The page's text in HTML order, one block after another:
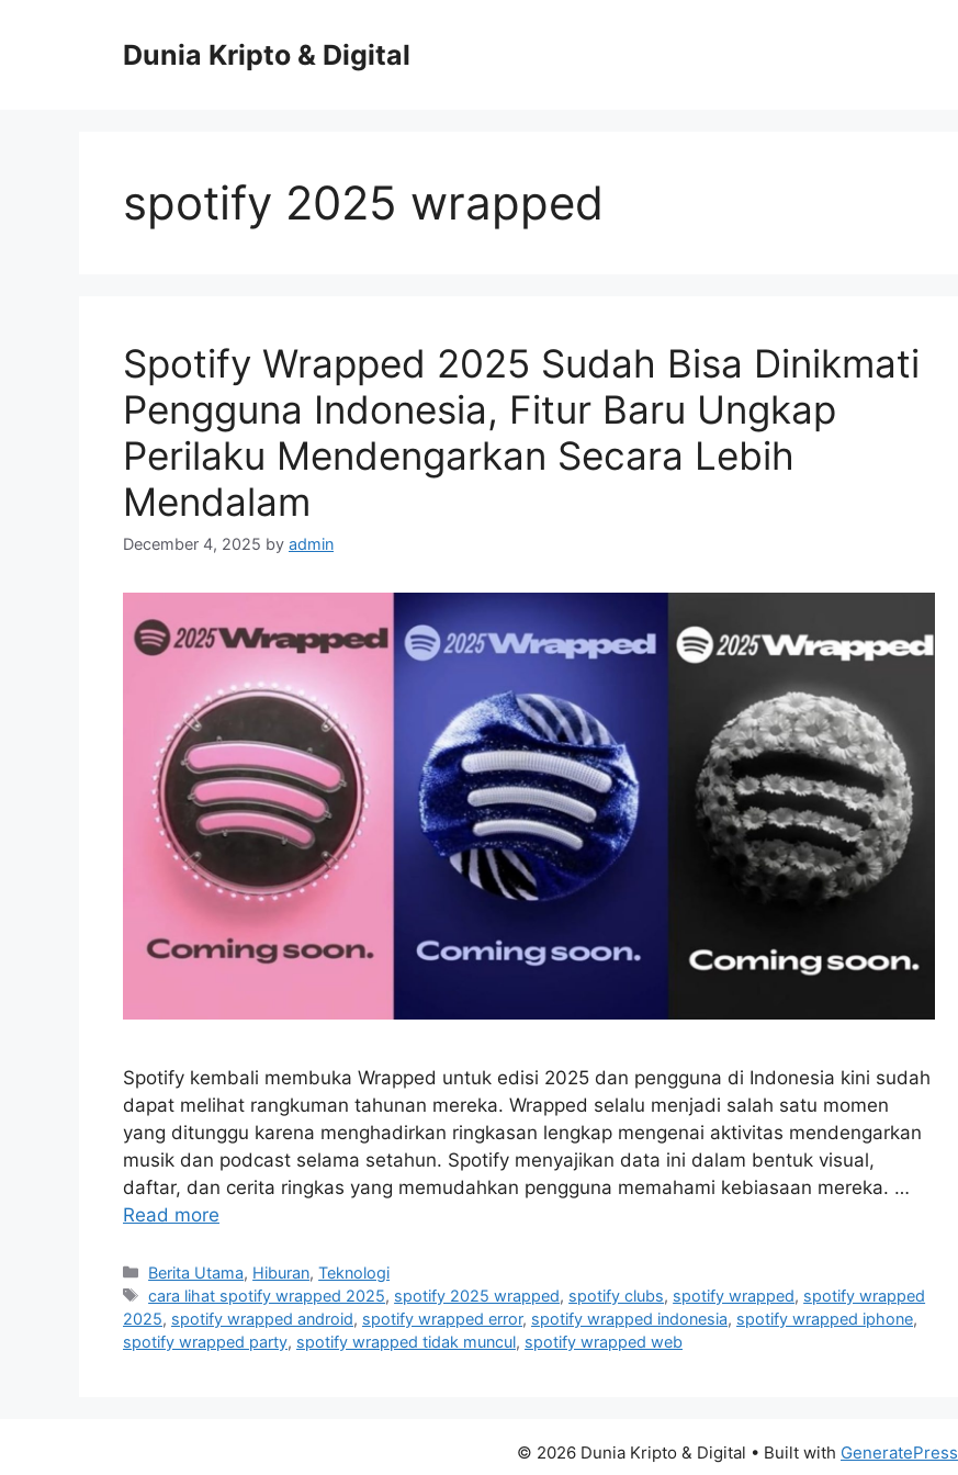
Dunia Kripto & Digital
spotify 2025 wrapped
Spotify Wrapped 2025 Sudah Bisa Dinikmati
Pengguna Indonesia, Fitur Baru Ungkap
Perilaku Mendengarkan Secara Lebih
Mendalam
December 4, 2025 by admin
Spotify kembali membuka Wrapped untuk edisi 2025 dan pengguna di Indonesia kini sudah
dapat melihat rangkuman tahunan mereka. Wrapped selalu menjadi salah satu momen
yang ditunggu karena menghadirkan ringkasan lengkap mengenai aktivitas mendengarkan
musik dan podcast selama setahun. Spotify menyajikan data ini dalam bentuk visual,
daftar, dan cerita ringkas yang memudahkan pengguna memahami kebiasaan mereka. …
Read more
C
a
t
e
Berita Utama, Hiburan,Teknologi
T
a
g
cara lihat spotify wrapped 2025, spotify 2025 wrapped, spotify clubs, spotify wrapped, spotify wrapped
2025, spotify wrapped android, spotify wrapped error, spotify wrapped indonesia, spotify wrapped iphone,
spotify wrapped party, spotify wrapped tidak muncul, spotify wrapped web
© 2026 Dunia Kripto & Digital • Built with GeneratePress